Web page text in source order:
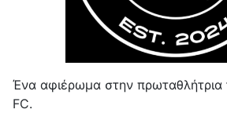
Ένα αφιέρωμα στην
FC.